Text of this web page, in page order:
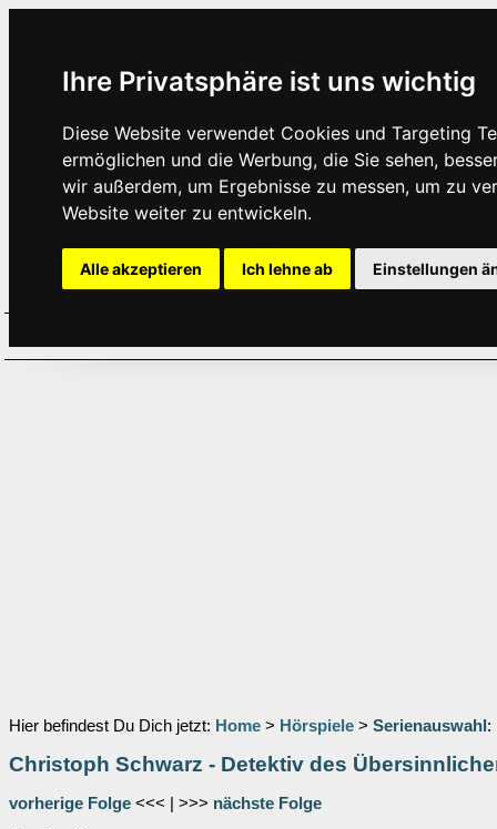
Ihre Privatsphäre ist uns wichtig
Diese Website verwendet Cookies und Targeting
ermöglichen und die Werbung, die Sie sehen,
wir außerdem, um Ergebnisse zu messen, um zu
Website weiter zu entwickeln.
Alle akzeptieren Ich lehne ab Einstellungen
Hier befindest Du Dich jetzt: Home > Hörspiele > Serienauswahl :
Christoph Schwarz - Detektiv des
vorherige Folge <<< | >>> nächste Folge